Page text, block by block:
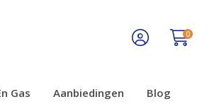
0
Gas Aanbiedingen Blog